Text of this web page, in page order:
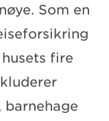
Som en
fire